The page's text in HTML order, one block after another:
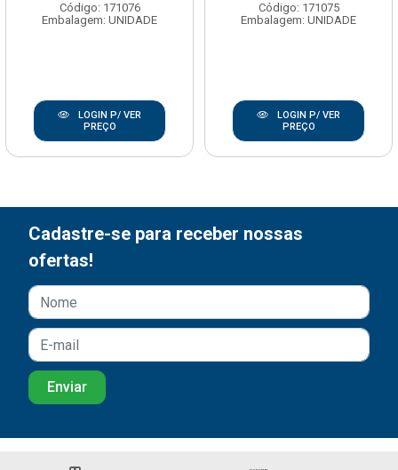
Código: 171076
Embalagem: UNIDADE
LOGIN P/ VER
PREÇO
Código: 171075
Embalagem: UNIDADE
LOGIN P/ VER
PREÇO
Cadastre-se para receber nossas
ofertas!